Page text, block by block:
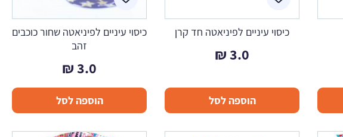
כיסוי עיניים לפיניאטה חד קרן
3.0
₪
הוספה לסל
כיסוי עיניים לפיניאטה שחור כוכבים
זהב
3.0
₪
הוספה לסל